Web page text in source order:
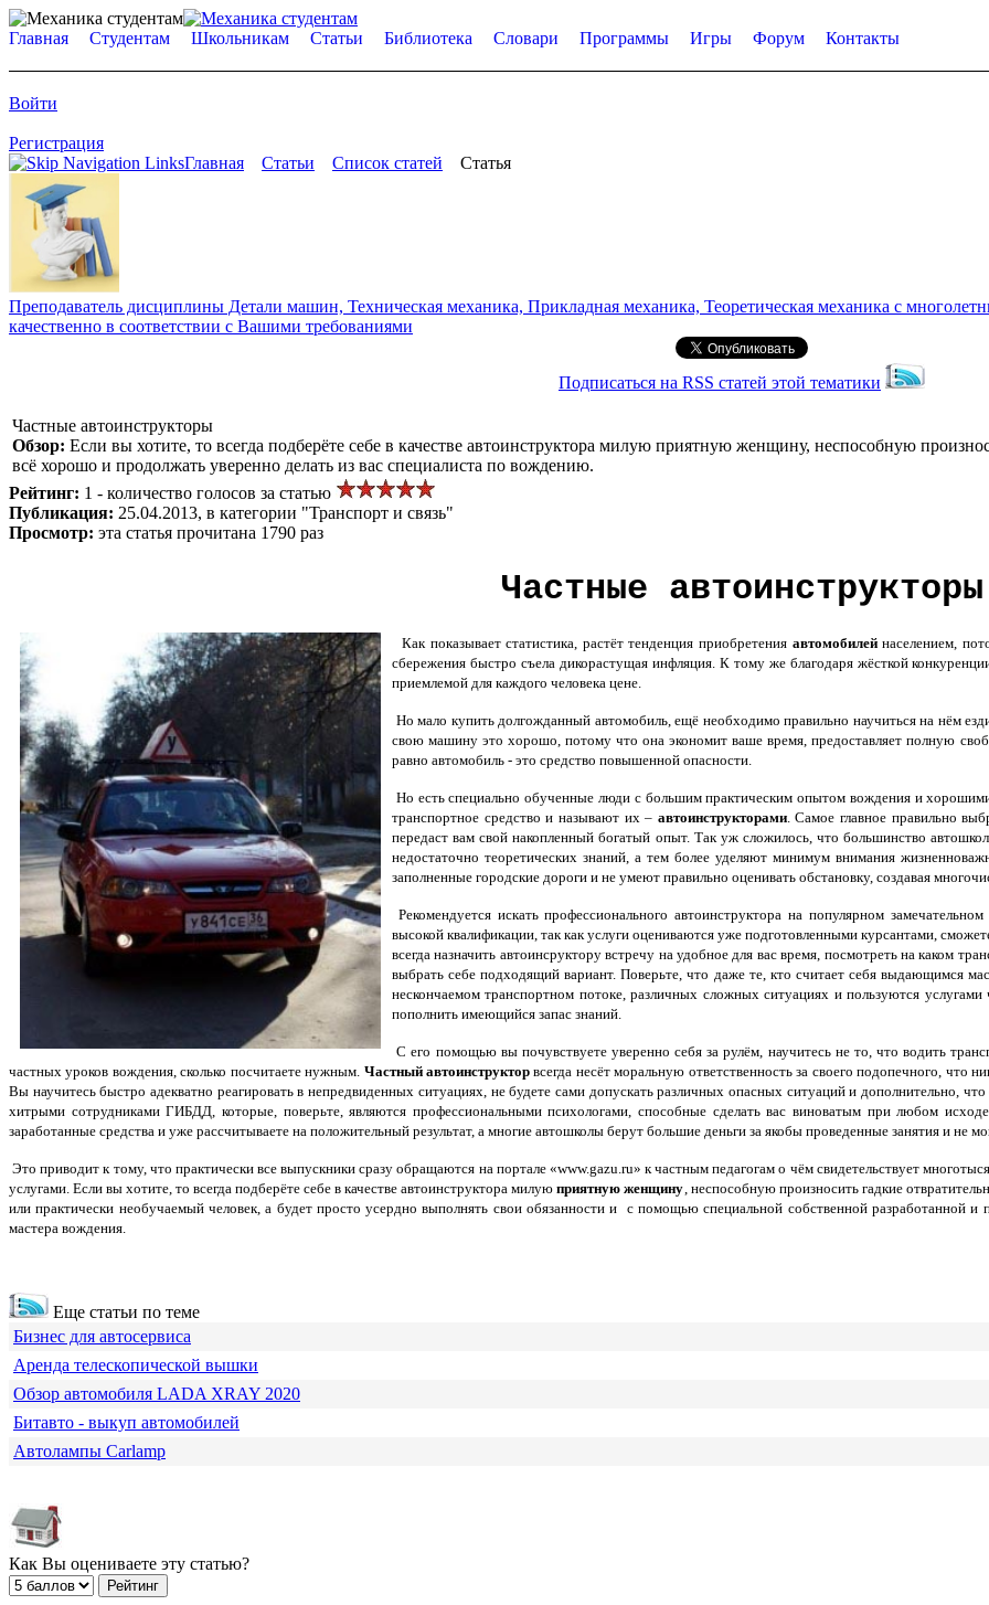
Главная Студентам Школьникам Статьи Библиотека Словари Программы Игры Форум Контакты
Войти
Регистрация
Главная
Статьи Список статей Статья
Преподаватель дисциплины Детали машин, Техническая механика, Прикладная механика, Теоретическая механика с
качественно в соответствии с Вашими требованиями
Подписаться на RSS статей этой тематики
Частные автоинструкторы
Обзор: Если вы хотите, то всегда подберёте себе в качестве автоинструктора милую приятную женщину, неспособную
всё хорошо и продолжать уверенно делать из вас специалиста по вождению.
Рейтинг: 1 - количество голосов за статью
Публикация: 25.04.2013, в категории "Транспорт и связь"
Просмотр: эта статья прочитана 1790 раз
Частные автоинструкторы
Как показывает статистика, растёт тенденция приобретения автомобилейнаселением,
сбережения быстро съела дикорастущая инфляция. К тому же благодаря жёсткой
приемлемой для каждого человека цене.
Но мало купить долгожданный автомобиль, ещё необходимо правильно научиться на нём
свою машину это хорошо, потому что она экономит ваше время, предоставляет полную
равно автомобиль - это средство повышенной опасности.
Но есть специально обученные люди с большим практическим опытом вождения и
транспортное средство и называют их – автоинструкторами. Самое главное правильно
передаст вам свой накопленный богатый опыт. Так уж сложилось, что большинство
недостаточно теоретических знаний, а тем более уделяют минимум внимания
заполненные городские дороги и не умеют правильно оценивать обстановку, создавая
Рекомендуется искать профессионального автоинструктора на популярном
высокой квалификации, так как услуги оцениваются уже подготовленными курсантами,
всегда назначить автоинсруктору встречу на удобное для вас время, посмотреть на каком
выбрать себе подходящий вариант. Поверьте, что даже те, кто считает себя выдающимся
нескончаемом транспортном потоке, различных сложных ситуациях и пользуются
пополнить имеющийся запас знаний.
С его помощью вы почувствуете уверенно себя за рулём, научитесь не то, что водить
частных уроков вождения, сколько посчитаете нужным. Частный автоинструктор всегда несёт моральную ответственность за своего подопечного, что
Вы научитесь быстро адекватно реагировать в непредвиденных ситуациях, не будете сами допускать различных опасных ситуаций и дополнительно,
хитрыми сотрудниками ГИБДД, которые, поверьте, являются профессиональными психологами, способные сделать вас виноватым при любом
заработанные средства и уже рассчитываете на положительный результат, а многие автошколы берут большие деньги за якобы проведенные занятия и не
Это приводит к тому, что практически все выпускники сразу обращаются на портале «www.gazu.ru» к частным педагогам о чём свидетельствует
услугами. Если вы хотите, то всегда подберёте себе в качестве автоинструктора милуюприятную женщину, неспособную произносить гадкие
или практически необучаемый человек, а будет просто усердно выполнять свои обязанности и с помощью специальной собственной разработанной и
мастера вождения.
Еще статьи по теме
Бизнес для автосервиса
Аренда телескопической вышки
Обзор автомобиля LADA XRAY 2020
Битавто - выкуп автомобилей
Автолампы Carlamp
Как Вы оцениваете эту статью?